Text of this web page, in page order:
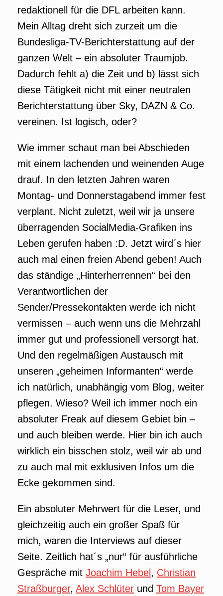
redaktionell für die DFL arbeiten kann.
Mein Alltag dreht sich zurzeit um die
Bundesliga-TV-Berichterstattung auf der
ganzen Welt – ein absoluter Traumjob.
Dadurch fehlt a) die Zeit und b) lässt sich
diese Tätigkeit nicht mit einer neutralen
Berichterstattung über Sky, DAZN & Co.
vereinen. Ist logisch, oder?
Wie immer schaut man bei Abschieden
mit einem lachenden und weinenden Auge
drauf. In den letzten Jahren waren
Montag- und Donnerstagabend immer fest
verplant. Nicht zuletzt, weil wir ja unsere
überragenden SocialMedia-Grafiken ins
Leben gerufen haben :D. Jetzt wird´s hier
auch mal einen freien Abend geben! Auch
das ständige „Hinterherrennen“ bei den
Verantwortlichen der
Sender/Pressekontakten werde ich nicht
vermissen – auch wenn uns die Mehrzahl
immer gut und professionell versorgt hat.
Und den regelmäßigen Austausch mit
unseren „geheimen Informanten“ werde
ich natürlich, unabhängig vom Blog, weiter
pflegen. Wieso? Weil ich immer noch ein
absoluter Freak auf diesem Gebiet bin –
und auch bleiben werde. Hier bin ich auch
wirklich ein bisschen stolz, weil wir ab und
zu auch mal mit exklusiven Infos um die
Ecke gekommen sind.
Ein absoluter Mehrwert für die Leser, und
gleichzeitig auch ein großer Spaß für
mich, waren die Interviews auf dieser
Seite. Zeitlich hat´s „nur“ für ausführliche
Gespräche mit Joachim Hebel , Christian
Straßburger, Alex Schlüter und Tom Bayer